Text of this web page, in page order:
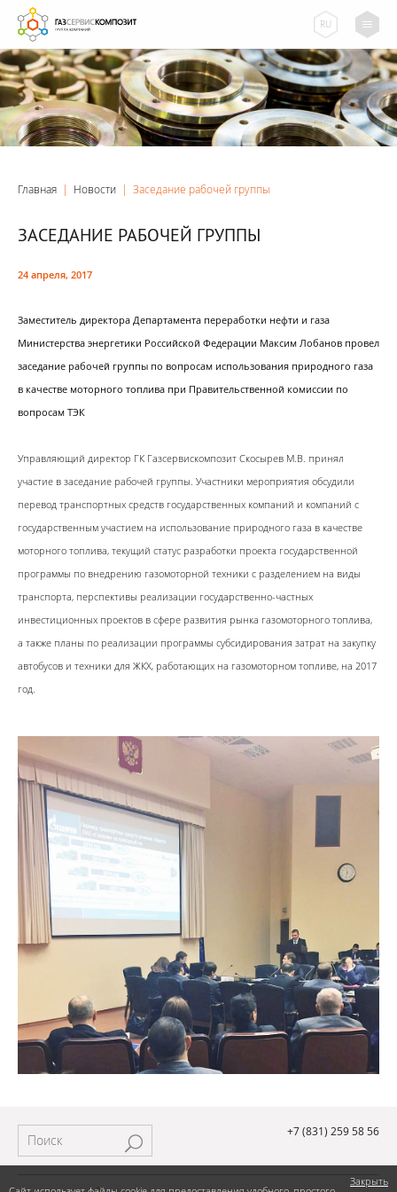
Главная | Новости | Заседание рабочей группы
ЗАСЕДАНИЕ РАБОЧЕЙ ГРУППЫ
24 апреля, 2017
Заместитель директора Департамента переработки нефти и газа
Министерства энергетики Российской Федерации Максим Лобанов провел
заседание рабочей группы по вопросам использования природного газа
в качестве моторного топлива при Правительственной комиссии по
вопросам ТЭК
Управляющий директор ГК Газсервискомпозит Скосырев М.В. принял
участие в заседание рабочей группы. Участники мероприятия обсудили
перевод транспортных средств государственных компаний и компаний с
государственным участием на использование природного газа в качестве
моторного топлива, текущий статус разработки проекта государственной
программы по внедрению газомоторной техники с разделением на виды
транспорта, перспективы реализации государственно-частных
инвестиционных проектов в сфере развития рынка газомоторного топлива,
а также планы по реализации программы субсидирования затрат на закупку
автобусов и техники для ЖКХ, работающих на газомоторном топливе, на 2017
год.
+7 (831) 259 58 56
RU
Закрыть